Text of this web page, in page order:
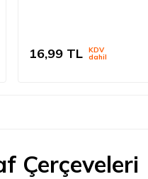
16,99 TL KDV
dahil
Çerçeveleri